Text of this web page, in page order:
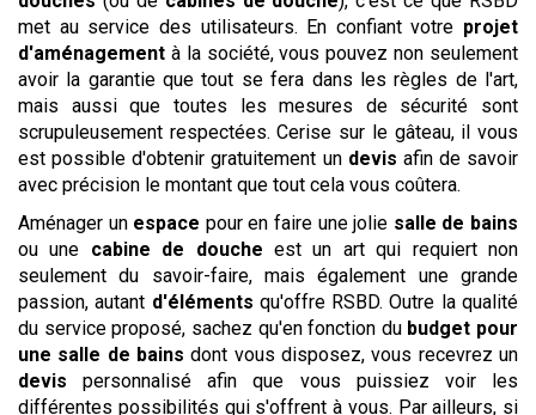
met au service des utilisateurs. En confiant votre projet
d'aménagement à la société, vous pouvez non seulement
avoir la garantie que tout se fera dans les règles de l'art,
mais aussi que toutes les mesures de sécurité sont
scrupuleusement respectées. Cerise sur le gâteau, il vous
est possible d'obtenir gratuitement un devis afin de savoir
avec précision le montant que tout cela vous coûtera.
Aménager un espace pour en faire une jolie salle de bains
ou une cabine de douche est un art qui requiert non
seulement du savoir-faire, mais également une grande
passion, autant d'éléments qu'offre RSBD. Outre la qualité
du service proposé, sachez qu'en fonction du budget pour
une salle de bains dont vous disposez, vous recevrez un
devis personnalisé afin que vous puissiez voir les
différentes possibilités qui s'offrent à vous. Par ailleurs, si